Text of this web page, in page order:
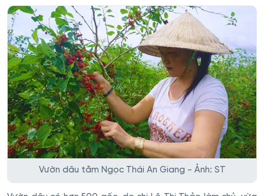
Vườn dâu tằm Ngọc Thái An Giang - Ảnh: ST